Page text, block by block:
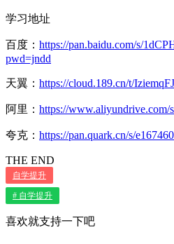
学习地址
百度： https://pan.baidu.com/s/
pwd=jndd
天翼： https://cloud.189.cn/t/
阿里： https://
夸克： https://pan.quark.cn/s/
THE END
自学提升
# 自学提升
喜欢就支持一下吧